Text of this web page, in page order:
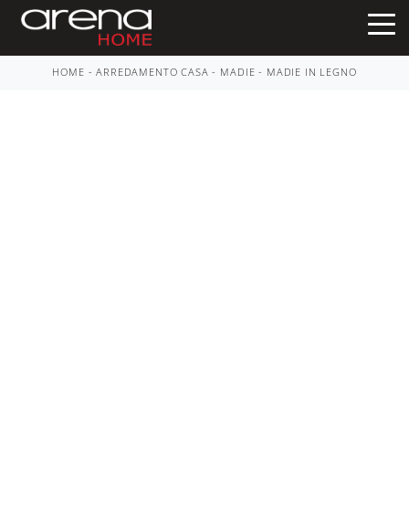
HOME -ARREDAMENTO CASA - MADIE - MADIE IN LEGNO